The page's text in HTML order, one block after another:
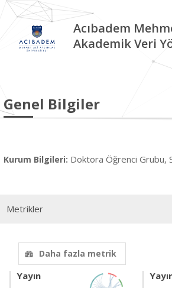
Acıbadem
Akademik Veri
Genel Bilgiler
Kurum Bilgileri: Doktora Öğrenci Grubu,
Metrikler
Daha fazla metrik
Yayın